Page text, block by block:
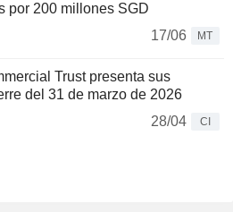
por 200 millones SGD
17/06
MT
Trust presenta sus
del 31 de marzo de 2026
28/04
CI